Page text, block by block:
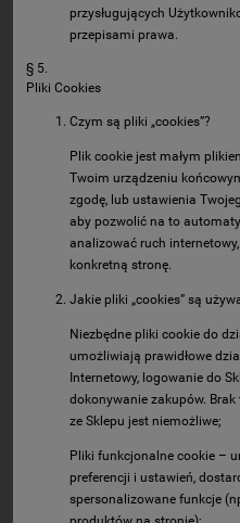
przysługujących
przepisami prawa.
§ 5.
Pliki Cookies
Czym są pliki „cookies”?
Plik cookie jest małym
Twoim urządzeniu
zgodę, lub ustawienia
aby pozwolić na to
analizować ruch
konkretną stronę.
Jakie pliki „cookies” są
Niezbędne pliki cookie do
umożliwiają prawidłowe
Internetowy, logowanie do
dokonywanie zakupów.
ze Sklepu jest niemożliwe;
Pliki funkcjonalne cookie –
preferencji i ustawień,
spersonalizowane funkcje